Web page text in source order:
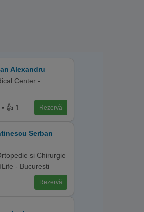
Alexandru
Center -
👍 1
Rezervă
Serban
si Chirurgie
- Bucuresti
Rezervă